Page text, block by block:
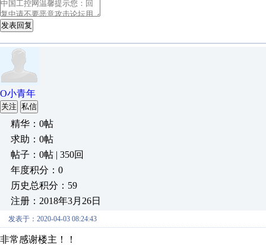
发表回复
O小青年
关注 私信
精华：0帖
求助：0帖
帖子：0帖 | 350回
年度积分：0
历史总积分：59
注册：2018年3月26日
发表于：2020-04-03 08:24:43
非常感谢楼主！！